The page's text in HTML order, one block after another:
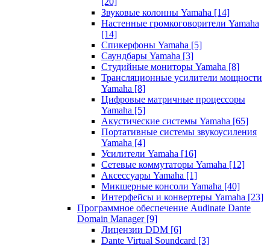
Звуковые колонны Yamaha [14]
Настенные громкоговорители Yamaha
[14]
Спикерфоны Yamaha [5]
Саундбары Yamaha [3]
Студийные мониторы Yamaha [8]
Трансляционные усилители мощности
Yamaha [8]
Цифровые матричные процессоры
Yamaha [5]
Акустические системы Yamaha [65]
Портативные системы звукоусиления
Yamaha [4]
Усилители Yamaha [16]
Сетевые коммутаторы Yamaha [12]
Аксессуары Yamaha [1]
Микшерные консоли Yamaha [40]
Интерфейсы и конвертеры Yamaha [23]
Программное обеспечение Audinate Dante
Domain Manager [9]
Лицензии DDM [6]
Dante Virtual Soundcard [3]